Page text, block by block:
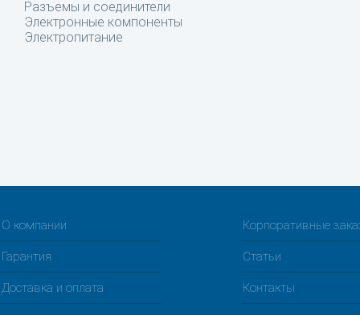
Разъемы и соединители
Электронные компоненты
Электропитание
О компании Корпоративные
Гарантия Статьи
Доставка и оплата Контакты